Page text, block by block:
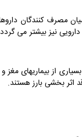
مصرف کنندگان
نیز بیشتر می
از بیماریهای
اثر بخشی بارز هستند.